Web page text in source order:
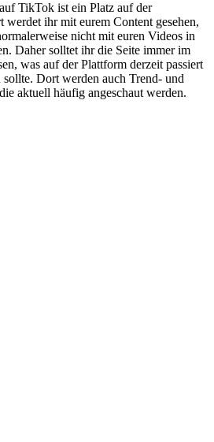
TikTok ist ein Platz auf der
ihr mit eurem Content gesehen,
nicht mit euren Videos in
Daher solltet ihr die Seite immer im
was auf der Plattform derzeit passiert
Dort werden auch Trend- und
aktuell häufig angeschaut werden.